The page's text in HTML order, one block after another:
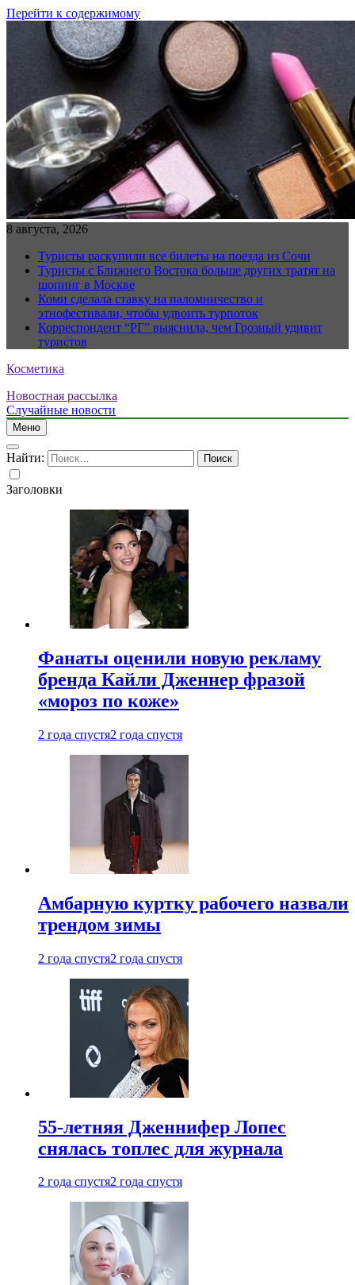
Перейти к содержимому
8 августа, 2026
Туристы раскупили все билеты на поезда из Сочи
Туристы с Ближнего Востока больше других тратят на
шопинг в Москве
Коми сделала ставку на паломничество и
этнофестивали, чтобы удвоить турпоток
Корреспондент “РГ” выяснила, чем Грозный удивит
туристов
Косметика
Новостная рассылка
Случайные новости
Меню
Найти:
Заголовки
Фанаты оценили новую рекламу
бренда Кайли Дженнер фразой
«мороз по коже»
2 года спустя2 года спустя
Амбарную куртку рабочего назвали
трендом зимы
2 года спустя2 года спустя
55-летняя Дженнифер Лопес
снялась топлес для журнала
2 года спустя2 года спустя